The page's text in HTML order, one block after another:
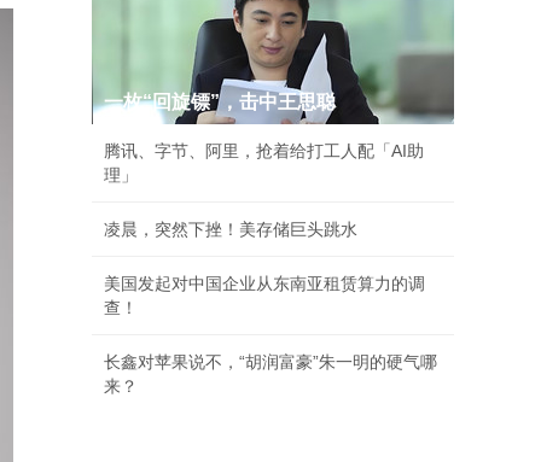
一枚“回旋镖”，击中王思聪
腾讯、字节、阿里，抢着给打工人配「AI助
理」
凌晨，突然下挫！美存储巨头跳水
美国发起对中国企业从东南亚租赁算力的调
查！
长鑫对苹果说不，“胡润富豪”朱一明的硬气哪
来？